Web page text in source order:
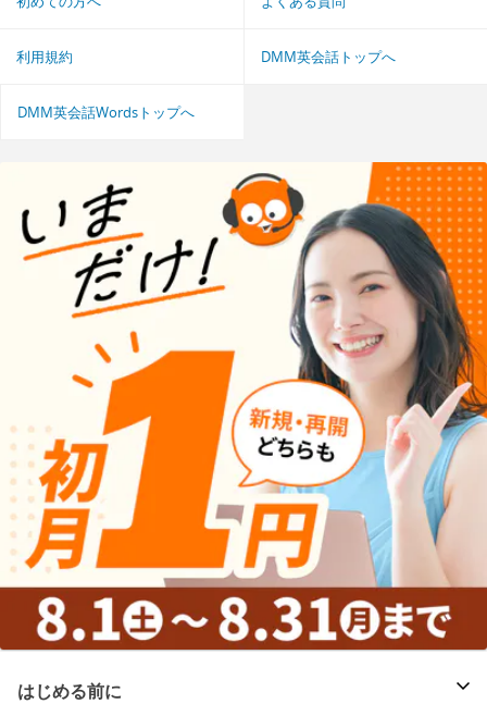
利用規約 DMM英会話トップへ
DMM英会話Wordsトップへ
はじめる前に